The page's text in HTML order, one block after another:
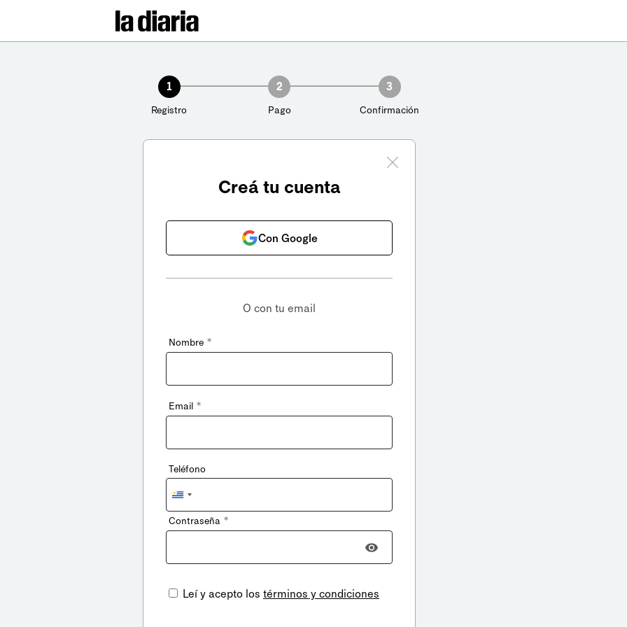
1
Registro
2
Pago
3
Confirmación
Creá tu cuenta
Con Google
O con tu email
Nombre *
Email *
Teléfono
Uruguay
+598
Contraseña *
Leí y acepto los términos y condiciones